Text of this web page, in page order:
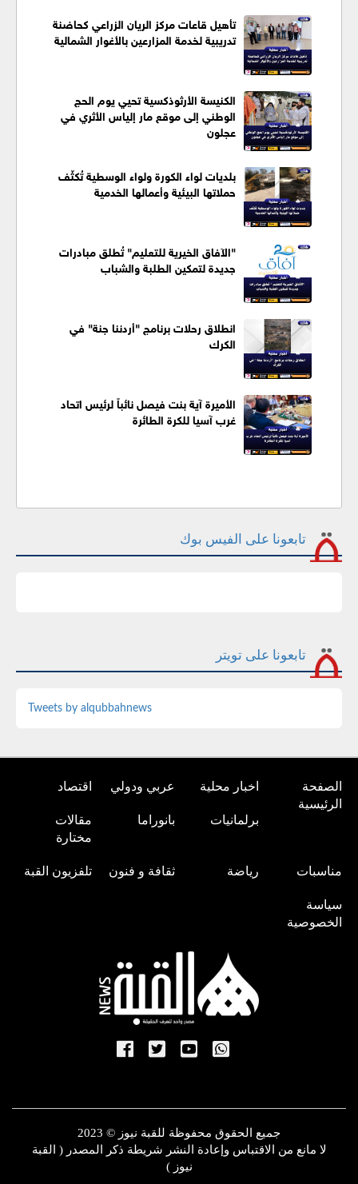
تأهيل قاعات مركز الريان الزراعي كحاضنة
تدريبية لخدمة المزارعين بالأغوار الشمالية
الكنيسة الأرثوذكسية تحيي يوم الحج
الوطني إلى موقع مار إلياس الأثري في
عجلون
بلديات لواء الكورة ولواء الوسطية تُكثّف
حملاتها البيئية وأعمالها الخدمية
"الآفاق الخيرية للتعليم" تُطلق مبادرات
جديدة لتمكين الطلبة والشباب
انطلاق رحلات برنامج "أردننا جنة" في
الكرك
الأميرة آية بنت فيصل نائباً لرئيس اتحاد
غرب آسيا للكرة الطائرة
تابعونا على الفيس بوك
تابعونا على تويتر
Tweets by alqubbahnews
الصفحة
الرئيسية
اخبار محلية عربي ودولي اقتصاد
برلمانيات بانوراما
مقالات
مختارة
مناسبات رياضة ثقافة و فنون تلفزيون القبة
سياسة
الخصوصية
جميع الحقوق محفوظة للقبة نيوز © 2023
لا مانع من الاقتباس وإعادة النشر شريطة ذكر المصدر ( القبة
نيوز )